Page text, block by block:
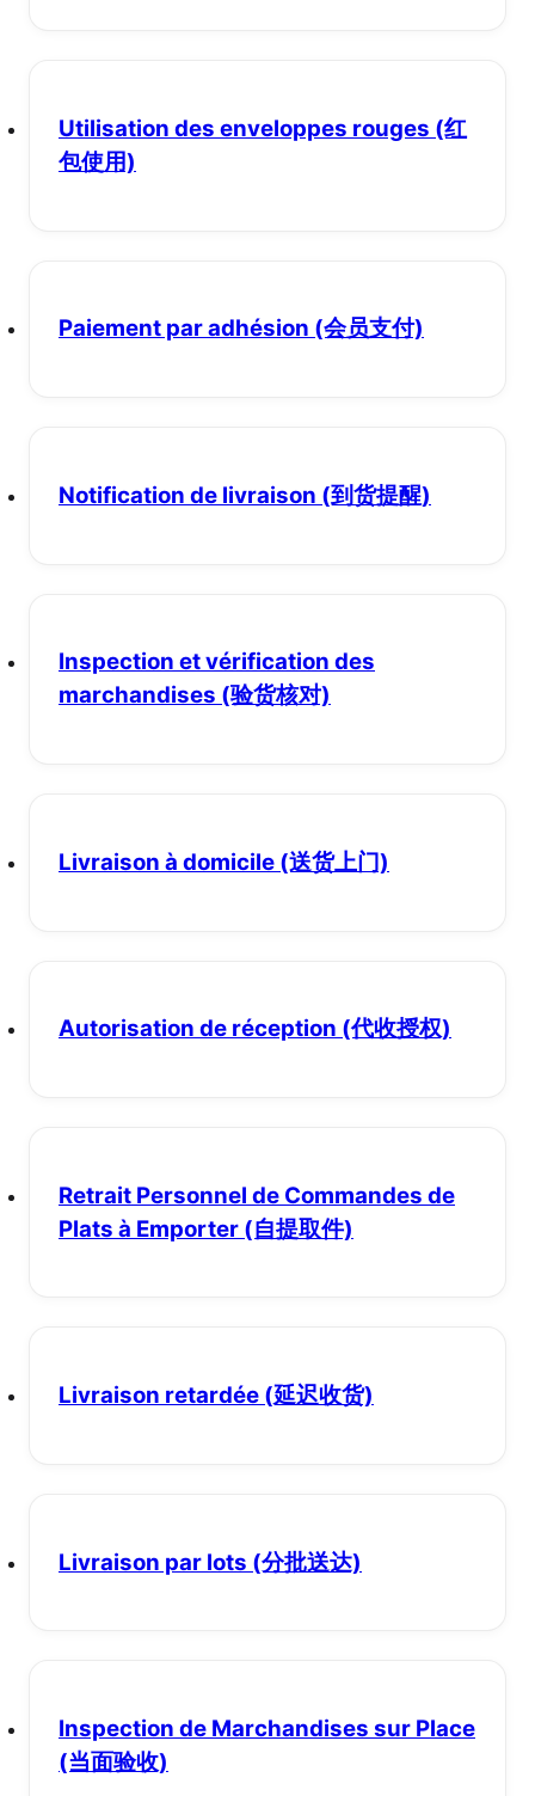
Utilisation des enveloppes rouges (红
包使用)
Paiement par adhésion (会员支付)
Notification de livraison (到货提醒)
Inspection et vérification des
marchandises (验货核对)
Livraison à domicile (送货上门)
Autorisation de réception (代收授权)
Retrait Personnel de Commandes de
Plats à Emporter (自提取件)
Livraison retardée (延迟收货)
Livraison par lots (分批送达)
Inspection de Marchandises sur Place
(当面验收)